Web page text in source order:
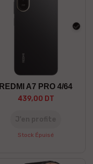
REDMI A7 PRO 4/64
439,00 DT
Noir
Stock Épuisé